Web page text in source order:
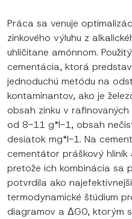
Práca sa venuje
zinkového výluhu z
uhličitane amónnom.
cementácia, ktorá
jednoduchú metódu na
kontaminantov, ako je
obsah zinku v
od 8-11 g*l-1, obsah
desiatok mg*l-1. Na
cementátor práškový hliník
pretože ich kombinácia sa
potvrdila ako
termodynamické štúdium
diagramov a ΔG0, ktorým